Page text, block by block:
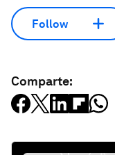
Follow
Comparte: